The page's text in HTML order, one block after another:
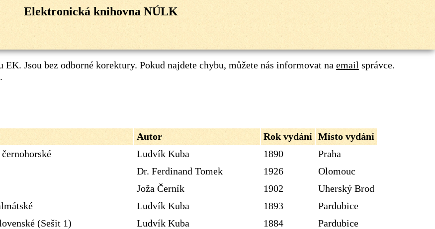
Elektronická knihovna NÚLK
Jsou bez odborné korektury. Pokud najdete chybu, můžete nás informovat na email správce.
.
Autor Rok vydání Místo vydání
Ludvík Kuba 1890
Praha
Dr. Ferdinand Tomek 1926
Olomouc
Joža Černík 1902
Uherský Brod
Ludvík Kuba 1893
Pardubice
(Sešit 1)
Ludvík Kuba 1884
Pardubice